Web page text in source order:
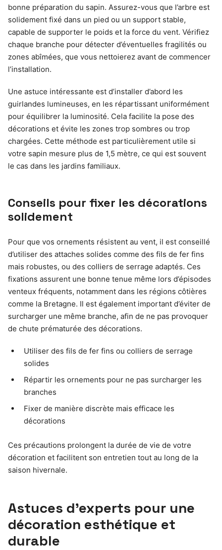
bonne préparation du sapin. Assurez-vous que l’arbre est
solidement fixé dans un pied ou un support stable,
capable de supporter le poids et la force du vent. Vérifiez
chaque branche pour détecter d’éventuelles fragilités ou
zones abîmées, que vous nettoierez avant de commencer
l’installation.
Une astuce intéressante est d’installer d’abord les
guirlandes lumineuses, en les répartissant uniformément
pour équilibrer la luminosité. Cela facilite la pose des
décorations et évite les zones trop sombres ou trop
chargées. Cette méthode est particulièrement utile si
votre sapin mesure plus de 1,5 mètre, ce qui est souvent
le cas dans les jardins familiaux.
Conseils pour fixer les décorations
solidement
Pour que vos ornements résistent au vent, il est conseillé
d’utiliser des attaches solides comme des fils de fer fins
mais robustes, ou des colliers de serrage adaptés. Ces
fixations assurent une bonne tenue même lors d’épisodes
venteux fréquents, notamment dans les régions côtières
comme la Bretagne. Il est également important d’éviter de
surcharger une même branche, afin de ne pas provoquer
de chute prématurée des décorations.
Utiliser des fils de fer fins ou colliers de serrage
solides
Répartir les ornements pour ne pas surcharger les
branches
Fixer de manière discrète mais efficace les
décorations
Ces précautions prolongent la durée de vie de votre
décoration et facilitent son entretien tout au long de la
saison hivernale.
Astuces d’experts pour une
décoration esthétique et
durable